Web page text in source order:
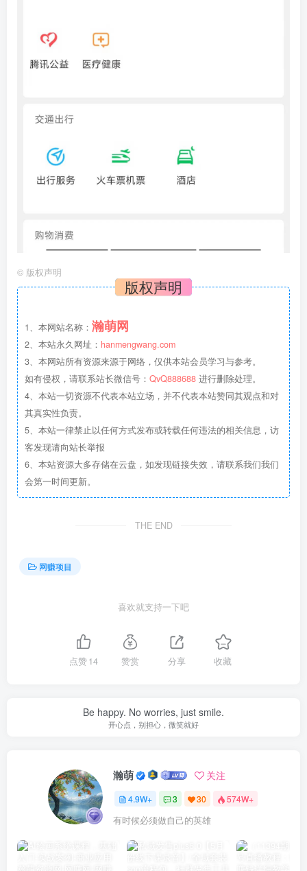
© 版权声明
版权声明
1、本网站名称： 瀚萌网
2、本站永久网址： hanmengwang.com
3、本网站所有资源来源于网络，仅供本站会员学习与参考。
如有侵权，请联系站长微信号： QvQ888688 进行删除处理。
4、本站一切资源不代表本站立场，并不代表本站赞同其观点和对
其真实性负责。
5、本站一律禁止以任何方式发布或转载任何违法的相关信息，访
客发现请向站长举报
6、本站资源大多存储在云盘，如发现链接失效，请联系我们我们
会第一时间更新。
THE END
网赚项目
喜欢就支持一下吧
点赞14 赞赏 分享 收藏
Be happy. No worries, just smile.
开心点，别担心，微笑就好
瀚萌 关注
4.9W+ 3 30 574W+
有时候必须做自己的英雄